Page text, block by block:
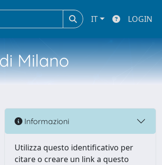
IT LOGIN
Milano
Informazioni
Utilizza questo identificativo per
citare o creare un link a questo